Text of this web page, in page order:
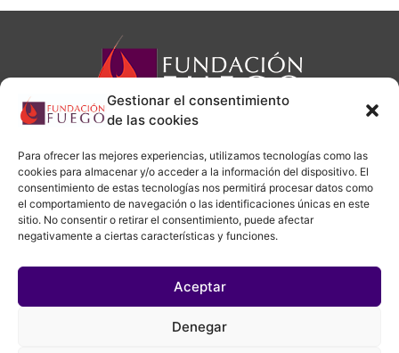
Gestionar el consentimiento
de las cookies
Para ofrecer las mejores experiencias, utilizamos tecnologías como las
cookies para almacenar y/o acceder a la información del dispositivo. El
consentimiento de estas tecnologías nos permitirá procesar datos como
el comportamiento de navegación o las identificaciones únicas en este
sitio. No consentir o retirar el consentimiento, puede afectar
negativamente a ciertas características y funciones.
Aceptar
Denegar
administracion@fundacionfuego.org
Aviso legal |Política de privacidad|Política de cookies